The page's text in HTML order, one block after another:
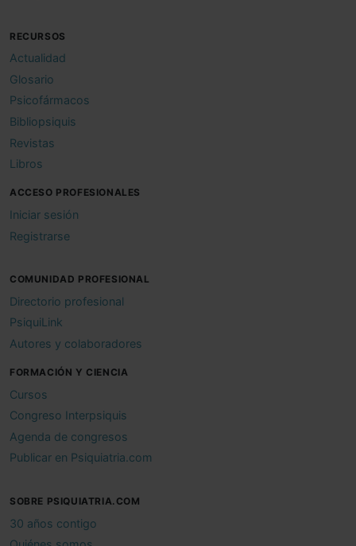
RECURSOS
Actualidad
Glosario
Psicofármacos
Bibliopsiquis
Revistas
Libros
ACCESO PROFESIONALES
Iniciar sesión
Registrarse
COMUNIDAD PROFESIONAL
Directorio profesional
PsiquiLink
Autores y colaboradores
FORMACIÓN Y CIENCIA
Cursos
Congreso Interpsiquis
Agenda de congresos
Publicar en Psiquiatria.com
SOBRE PSIQUIATRIA.COM
30 años contigo